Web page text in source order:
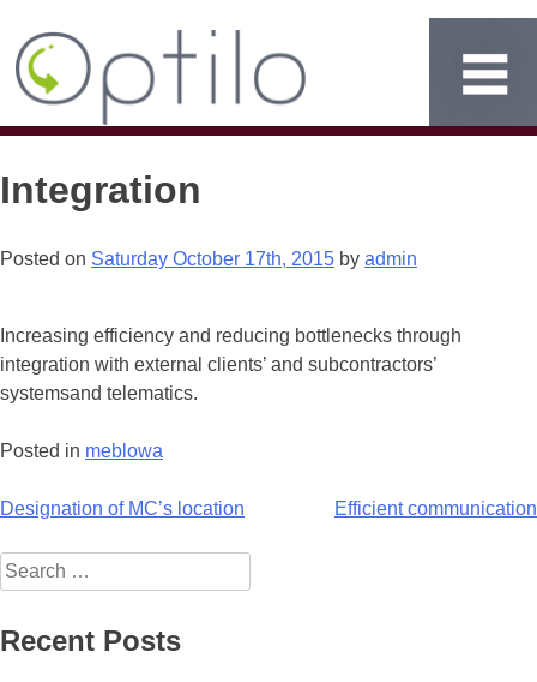
Integration
Posted on Saturday October 17th, 2015 by admin
Increasing efficiency and reducing bottlenecks through
integration with external clients’ and subcontractors’
systemsand telematics.
Posted in meblowa
Post
navigation
Designation of MC’s location Efficient communication
Search
for:
Recent Posts